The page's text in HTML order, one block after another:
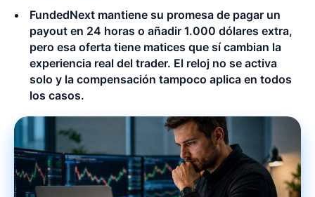
FundedNext mantiene su promesa de pagar un
payout en 24 horas o añadir 1.000 dólares extra,
pero esa oferta tiene matices que sí cambian la
experiencia real del trader. El reloj no se activa
solo y la compensación tampoco aplica en todos
los casos.